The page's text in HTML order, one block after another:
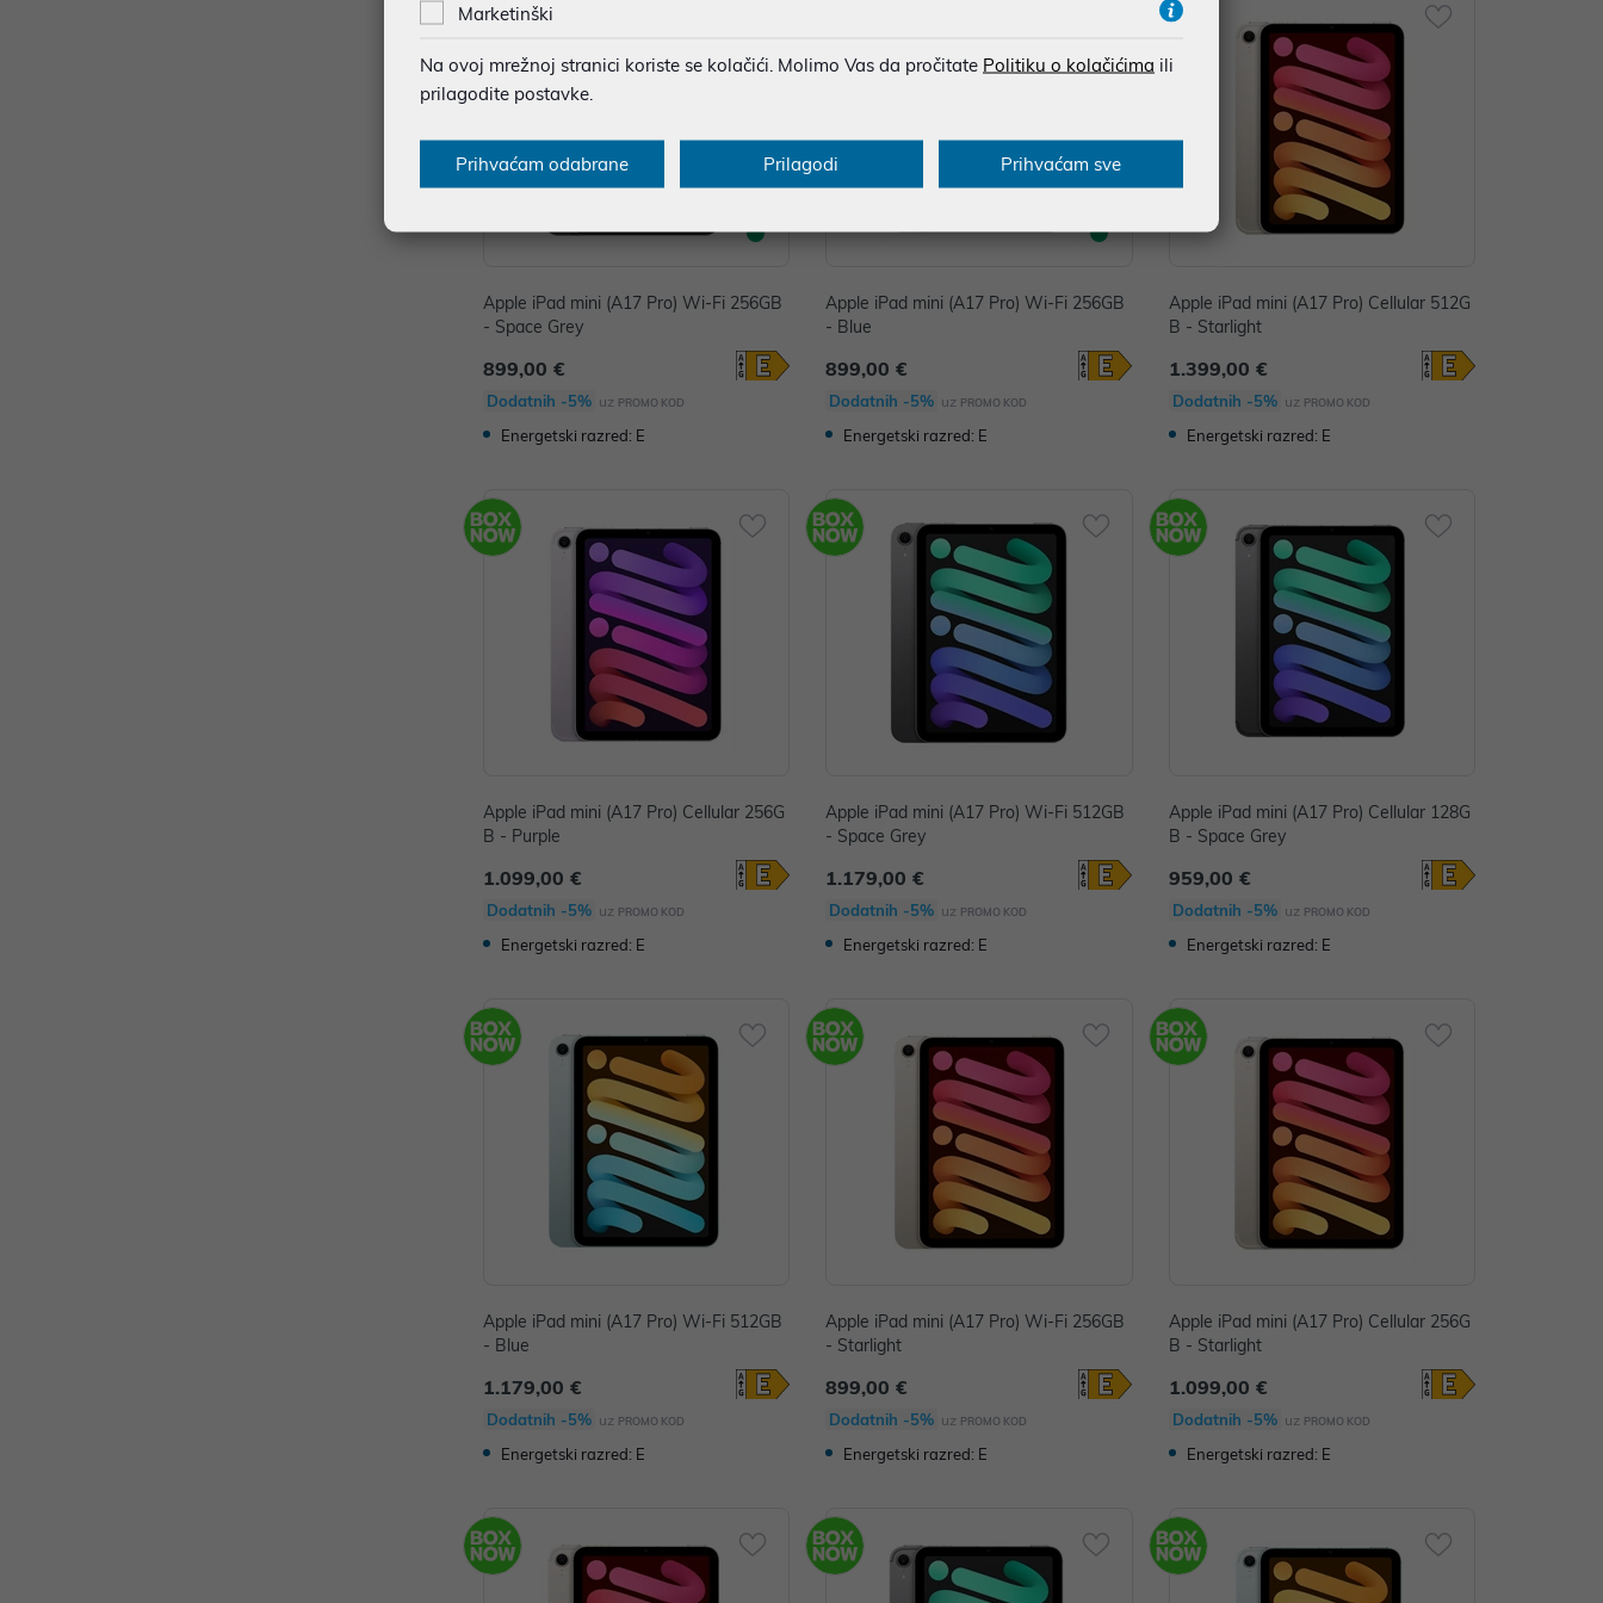
Apple iPad mini (A17 Pro) Wi-Fi 256GB
- Space Grey
899,00 €
Dodatnih -5% uz PROMO KOD
Energetski razred: E
Apple iPad mini (A17 Pro) Wi-Fi 256GB
- Blue
899,00 €
Dodatnih -5% uz PROMO KOD
Energetski razred: E
Apple iPad mini (A17 Pro) Cellular 512G
B - Starlight
1.399,00 €
Dodatnih -5% uz PROMO KOD
Energetski razred: E
Apple iPad mini (A17 Pro) Cellular 256G
B - Purple
1.099,00 €
Dodatnih -5% uz PROMO KOD
Energetski razred: E
Apple iPad mini (A17 Pro) Wi-Fi 512GB
- Space Grey
1.179,00 €
Dodatnih -5% uz PROMO KOD
Energetski razred: E
Apple iPad mini (A17 Pro) Cellular 128G
B - Space Grey
959,00 €
Dodatnih -5% uz PROMO KOD
Energetski razred: E
Apple iPad mini (A17 Pro) Wi-Fi 512GB
- Blue
1.179,00 €
Dodatnih -5% uz PROMO KOD
Energetski razred: E
Apple iPad mini (A17 Pro) Wi-Fi 256GB
- Starlight
899,00 €
Dodatnih -5% uz PROMO KOD
Energetski razred: E
Apple iPad mini (A17 Pro) Cellular 256G
B - Starlight
1.099,00 €
Dodatnih -5% uz PROMO KOD
Energetski razred: E
Marketinški
Na ovoj mrežnoj stranici koriste se kolačići. Molimo Vas da pročitate Politiku o kolačićima ili
prilagodite postavke.
Prihvaćam odabrane Prilagodi Prihvaćam sve